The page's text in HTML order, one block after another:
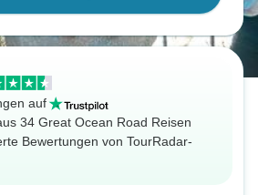
auf
34 Great Ocean Road Reisen
Bewertungen von TourRadar-